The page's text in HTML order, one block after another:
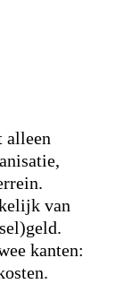
alleen
van
kanten: